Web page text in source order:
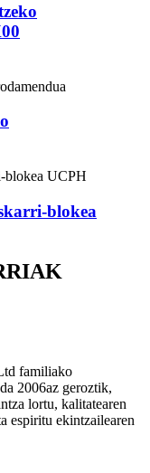
blokea
familiako
2006az geroztik,
lortu, kalitatearen
espiritu ekintzailearen